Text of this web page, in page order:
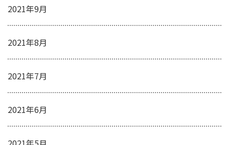
2021年9月
2021年8月
2021年7月
2021年6月